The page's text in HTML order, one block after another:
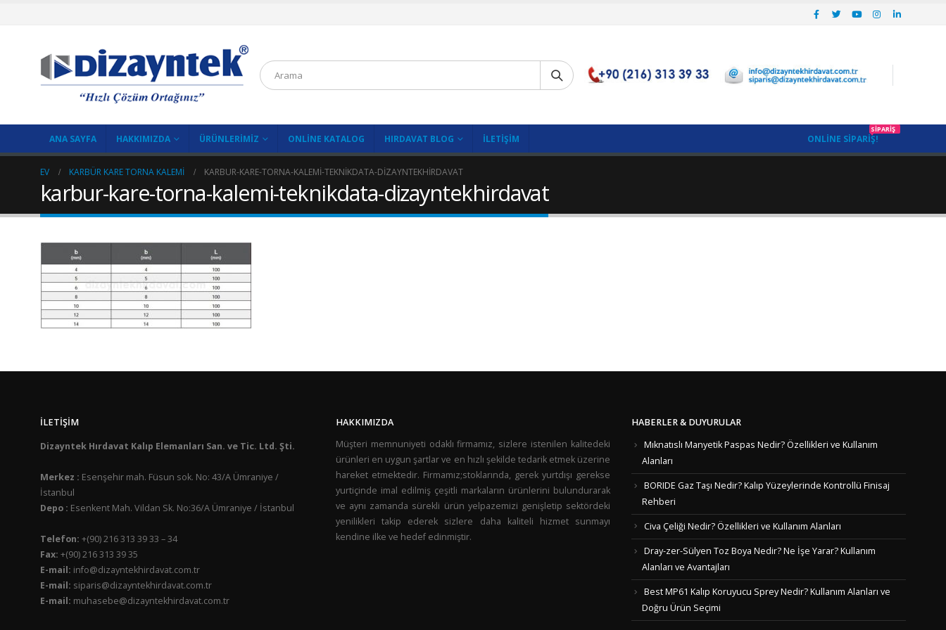
ANA SAYFA HAKKIMIZDA ÜRÜNLERIMIZ ONLINE KATALOG HIRDAVAT BLOG İLETIŞIM ONLINE SIPARIŞ!
SIPARIŞ
EV KARBÜR KARE TORNA KALEMI KARBUR-KARE-TORNA-KALEMI-TEKNIKDATA-DIZAYNTEKHIRDAVAT
karbur-kare-torna-kalemi-teknikdata-dizayntekhirdavat
İLETIŞIM
Dizayntek Hırdavat Kalıp Elemanları San. ve Tic. Ltd. Şti.
Merkez : Esenşehir mah. Füsun sok. No: 43/A Ümraniye /
İstanbul
Depo : Esenkent Mah. Vildan Sk. No:36/A Ümraniye / İstanbul
Telefon: +(90) 216 313 39 33 – 34
Fax: +(90) 216 313 39 35
E-mail: info@dizayntekhirdavat.com.tr
E-mail: siparis@dizayntekhirdavat.com.tr
E-mail: muhasebe@dizayntekhirdavat.com.tr
HAKKIMIZDA
Müşteri memnuniyeti odaklı firmamız, sizlere istenilen kalitedeki
ürünleri en uygun şartlar ve en hızlı şekilde tedarik etmek üzerine
hareket etmektedir. Firmamız;stoklarında, gerek yurtdışı gerekse
yurtiçinde imal edilmiş çeşitli markaların ürünlerini bulundurarak
ve aynı zamanda sürekli ürün yelpazemizi genişletip sektördeki
yenilikleri takip ederek sizlere daha kaliteli hizmet sunmayı
kendine ilke ve hedef edinmiştir.
HABERLER & DUYURULAR
Mıknatıslı Manyetik Paspas Nedir? Özellikleri ve Kullanım
Alanları
BORIDE Gaz Taşı Nedir? Kalıp Yüzeylerinde Kontrollü Finisaj
Rehberi
Civa Çeliği Nedir? Özellikleri ve Kullanım Alanları
Dray-zer-Sülyen Toz Boya Nedir? Ne İşe Yarar? Kullanım
Alanları ve Avantajları
Best MP61 Kalıp Koruyucu Sprey Nedir? Kullanım Alanları ve
Doğru Ürün Seçimi